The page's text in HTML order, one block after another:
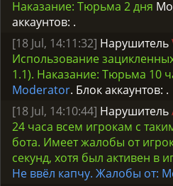
Наказание: Тюрьма 2 дня
аккаунтов: .
[18 Jul, 14:11:32] Нарушитель
Использование
1.1). Наказание: Тюрьма 10
Moderator. Блок аккаунтов: .
[18 Jul, 14:10:44] Нарушитель
24 часа всем игрокам с
бота. Имеет жалобы от
секунд, хотя был активен в
Не ввёл капчу. Жалобы от: